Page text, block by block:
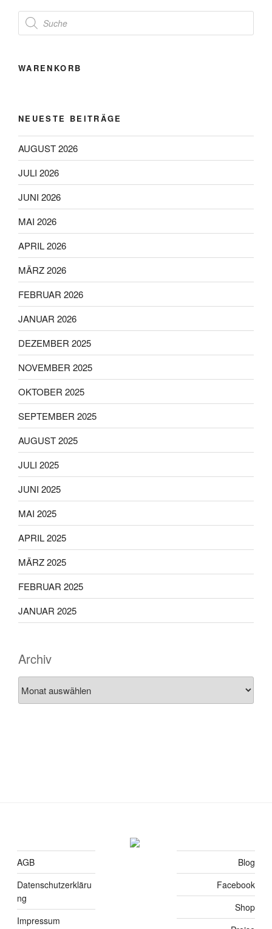
Products
search
WARENKORB
NEUESTE BEITRÄGE
AUGUST 2026
JULI 2026
JUNI 2026
MAI 2026
APRIL 2026
MÄRZ 2026
FEBRUAR 2026
JANUAR 2026
DEZEMBER 2025
NOVEMBER 2025
OKTOBER 2025
SEPTEMBER 2025
AUGUST 2025
JULI 2025
JUNI 2025
MAI 2025
APRIL 2025
MÄRZ 2025
FEBRUAR 2025
JANUAR 2025
Archiv
AGB
Datenschutzerkläru
ng
Impressum
Blog
Facebook
Shop